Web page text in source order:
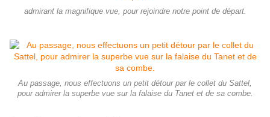
admirant la magnifique vue, pour rejoindre notre point de départ.
Au passage, nous effectuons un petit détour par le collet du Sattel,
pour admirer la superbe vue sur la falaise du Tanet et de sa combe.